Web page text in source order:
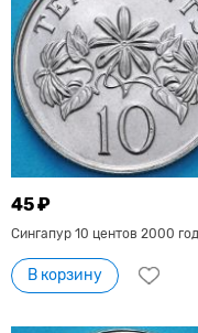
45 ₽
Сингапур 10 центов 2000
В корзину